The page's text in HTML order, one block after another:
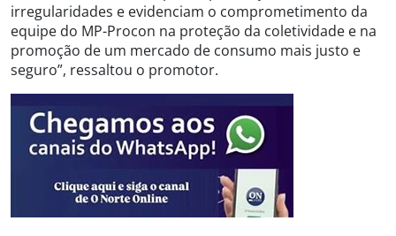
irregularidades e evidenciam o comprometimento da
equipe do MP-Procon na proteção da coletividade e na
promoção de um mercado de consumo mais justo e
seguro”, ressaltou o promotor.